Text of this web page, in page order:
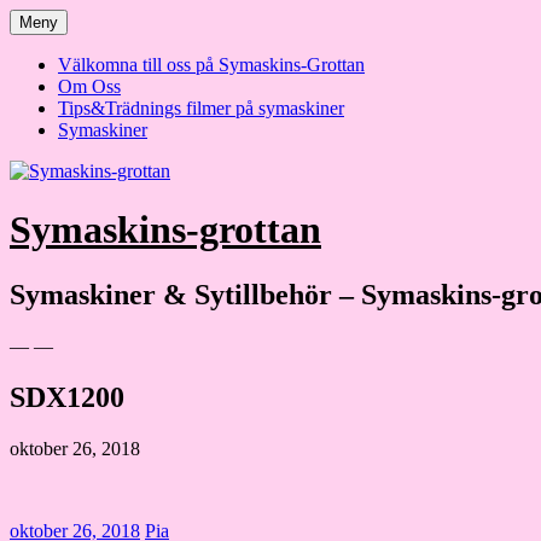
Hoppa
till
innehåll
Meny
Välkomna till oss på Symaskins-Grottan
Om Oss
Tips&Trädnings filmer på symaskiner
Symaskiner
Symaskins-grottan
Symaskiner & Sytillbehör – Symaskins-
— —
SDX1200
oktober 26, 2018
oktober 26, 2018 Pia